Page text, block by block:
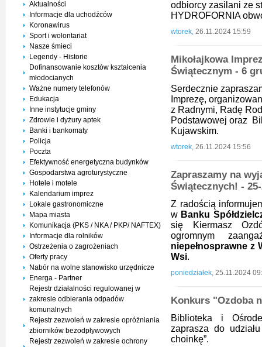
Aktualności
Informacje dla uchodźców
Koronawirus
Sport i wolontariat
Nasze śmieci
Legendy - Historie
Dofinansowanie kosztów kształcenia
młodocianych
Ważne numery telefonów
Edukacja
Inne instytucje gminy
Zdrowie i dyżury aptek
Banki i bankomaty
Policja
Poczta
Efektywność energetyczna budynków
Gospodarstwa agroturystyczne
Hotele i motele
Kalendarium imprez
Lokale gastronomiczne
Mapa miasta
Komunikacja (PKS / NKA / PKP/ NAFTEX)
Informacje dla rolników
Ostrzeżenia o zagrożeniach
Oferty pracy
Nabór na wolne stanowisko urzędnicze
Energa - Partner
Rejestr działalności regulowanej w
zakresie odbierania odpadów
komunalnych
Rejestr zezwoleń w zakresie opróżniania
zbiorników bezodpływowych
Rejestr zezwoleń w zakresie ochrony
odbiorcy zasilani ze
HYDROFORNIA
wtorek, 26.11.2024 15:59
Mikołajkowa
Świątecznym - 6
Serdecznie
Imprezę,
z Radnymi, Radę
Podstawowej oraz
Kujawskim.
wtorek, 26.11.2024 15:56
Zapraszamy na
Świątecznych! -
Z radością
w Banku
się Kiermasz
ogromnym
niepełnosprawne z
Wsi.
poniedziałek, 25.11.2024
Konkurs "Ozdoba
Biblioteka i
zaprasza do
choinkę”.